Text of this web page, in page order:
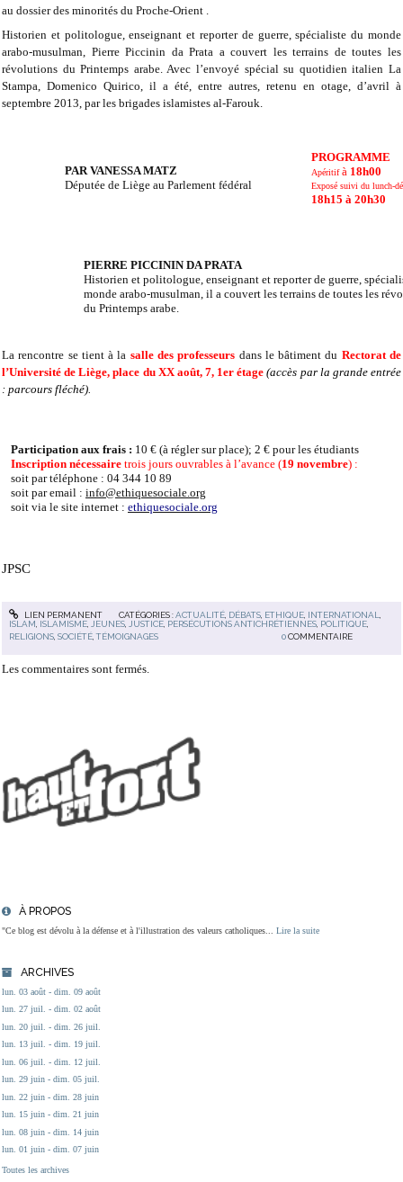
À PROPOS
"Ce blog est dévolu à la défense et à l'illustration des valeurs catholiques... Lire la suite
ARCHIVES
lun. 03 août - dim. 09 août
lun. 27 juil. - dim. 02 août
lun. 20 juil. - dim. 26 juil.
lun. 13 juil. - dim. 19 juil.
lun. 06 juil. - dim. 12 juil.
lun. 29 juin - dim. 05 juil.
lun. 22 juin - dim. 28 juin
lun. 15 juin - dim. 21 juin
lun. 08 juin - dim. 14 juin
lun. 01 juin - dim. 07 juin
Toutes les archives
au dossier des minorités du Proche-Orient .
Historien et politologue, enseignant et reporter de guerre, spécialiste du monde
arabo-musulman, Pierre Piccinin da Prata a couvert les terrains de toutes les
révolutions du Printemps arabe. Avec l’envoyé spécial su quotidien italien La
Stampa, Domenico Quirico, il a été, entre autres, retenu en otage, d’avril à
septembre 2013, par les brigades islamistes al-Farouk.
PAR VANESSA MATZ
Députée de Liège au Parlement fédéral
PROGRAMME
Apéritifà 18h00
Exposé suivi du lunch-
18h15 à 20h30
PIERRE PICCININ DA PRATA
Historien et politologue, enseignant et reporter de guerre,
monde arabo-musulman, il a couvert les terrains de toutes les
du Printemps arabe.
La rencontre se tient à la salle des professeurs dans le bâtiment du Rectorat de
l’Université de Liège, place du XX août, 7, 1er étage (accès par la grande entrée
: parcours fléché).
Participation aux frais : 10 € (à régler sur place); 2 € pour les étudiants
Inscription nécessaire trois jours ouvrables à l’avance (19 novembre) :
soit par téléphone : 04 344 10 89
soit par email : info@ethiquesociale.org
soit via le site internet : ethiquesociale.org
JPSC
LIEN PERMANENT CATÉGORIES :ACTUALITÉ, DÉBATS, ETHIQUE, INTERNATIONAL
ISLAM ISLAMISME JEUNES JUSTICE PERSÉCUTIONS ANTICHRÉTIENNES POLITIQUE
RELIGIONS,SOCIÉTÉ,TÉMOIGNAGES 0 COMMENTAIRE
Les commentaires sont fermés.